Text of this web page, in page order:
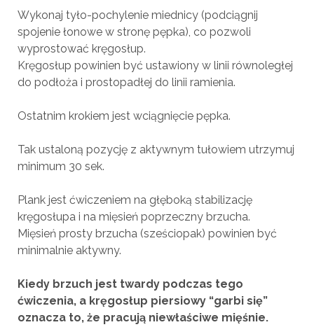
Wykonaj tyło-pochylenie miednicy (podciągnij
spojenie łonowe w stronę pępka), co pozwoli
wyprostować kręgosłup.
Kręgosłup powinien być ustawiony w linii równoległej
do podłoża i prostopadłej do linii ramienia.
Ostatnim krokiem jest wciągnięcie pępka.
Tak ustaloną pozycję z aktywnym tułowiem utrzymuj
minimum 30 sek.
Plank jest ćwiczeniem na głęboką stabilizację
kręgosłupa i na mięsień poprzeczny brzucha.
Mięsień prosty brzucha (sześciopak) powinien być
minimalnie aktywny.
Kiedy brzuch jest twardy podczas tego
ćwiczenia, a kręgosłup piersiowy “garbi się”
oznacza to, że pracują niewłaściwe mięśnie.